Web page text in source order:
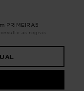
PRIMEIRA5
as regras